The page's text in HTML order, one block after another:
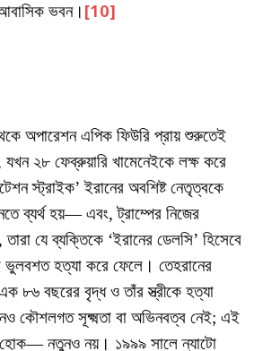
ভবন। [10]
অপারেশন এপিক ফিউরি প্রায় শুরুতেই
২৮ ফেব্রুয়ারি খামেনেইকে লক্ষ করে
স্ট্রাইক’ ইরানের অবশিষ্ট নেতৃত্বকে
ব্যর্থ হয়— এবং, ট্রাম্পের নিজের
যে ব্যক্তিকে ‘ইরানের ডেলসি’ হিসেবে
ভুলবশত হত্যা করে ফেলে। তেহরানের
এক ৮৬ বছরের বৃদ্ধ ও তাঁর স্ত্রীকে হত্যা
কৌশলগত সূক্ষ্মতা বা অভিনবত্ব নেই; এই
নতুনও নয়। ১৯৯৯ সালে ন্যাটো